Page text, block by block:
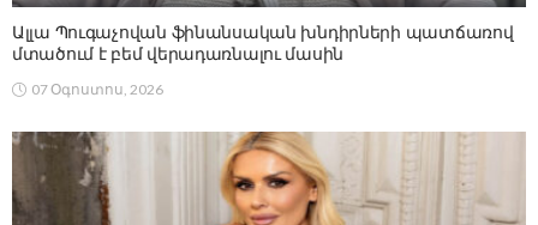
Ալլա Պուգաչովան ֆինանսական խնդիրների պատճառով
մտածում է բեմ վերադառնալու մասին
07 Օգոստոս, 2026